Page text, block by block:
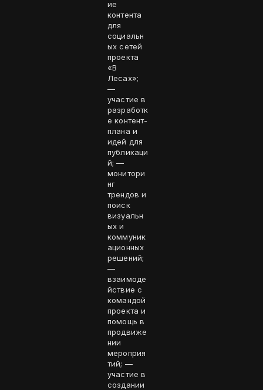
ие
контента
для
социальн
ых сетей
проекта
«В
Лесах»;
—
участие в
разработк
е контент-
плана и
идей для
публикаци
й; —
монитори
нг
трендов и
поиск
визуальн
ых и
коммуник
ационных
решений;
—
взаимоде
йствие с
командой
проекта и
помощь в
продвиже
нии
мероприя
тий; —
участие в
создании